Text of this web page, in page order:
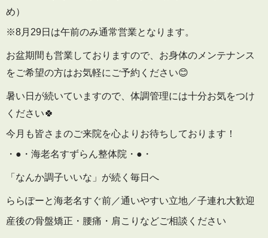
め）
※8月29日は午前のみ通常営業となります。
お盆期間も営業しておりますので、お身体のメンテナンス
をご希望の方はお気軽にご予約ください😊
暑い日が続いていますので、体調管理には十分お気をつけ
ください🍀
今月も皆さまのご来院を心よりお待ちしております！
・●・海老名すずらん整体院・●・
「なんか調子いいな」が続く毎日へ
ららぽーと海老名すぐ前／通いやすい立地／子連れ大歓迎
産後の骨盤矯正・腰痛・肩こりなどご相談ください